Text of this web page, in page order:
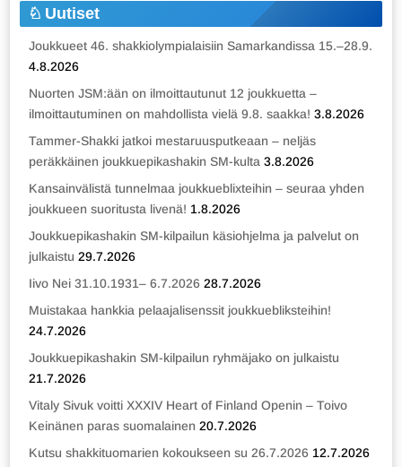
Uutiset
Joukkueet 46. shakkiolympialaisiin Samarkandissa 15.–28.9.
4.8.2026
Nuorten JSM:ään on ilmoittautunut 12 joukkuetta –
ilmoittautuminen on mahdollista vielä 9.8. saakka! 3.8.2026
Tammer-Shakki jatkoi mestaruusputkeaan – neljäs
peräkkäinen joukkuepikashakin SM-kulta 3.8.2026
Kansainvälistä tunnelmaa joukkueblixteihin – seuraa yhden
joukkueen suoritusta livenä! 1.8.2026
Joukkuepikashakin SM-kilpailun käsiohjelma ja palvelut on
julkaistu 29.7.2026
Iivo Nei 31.10.1931– 6.7.2026 28.7.2026
Muistakaa hankkia pelaajalisenssit joukkuebliksteihin!
24.7.2026
Joukkuepikashakin SM-kilpailun ryhmäjako on julkaistu
21.7.2026
Vitaly Sivuk voitti XXXIV Heart of Finland Openin – Toivo
Keinänen paras suomalainen 20.7.2026
Kutsu shakkituomarien kokoukseen su 26.7.2026 12.7.2026